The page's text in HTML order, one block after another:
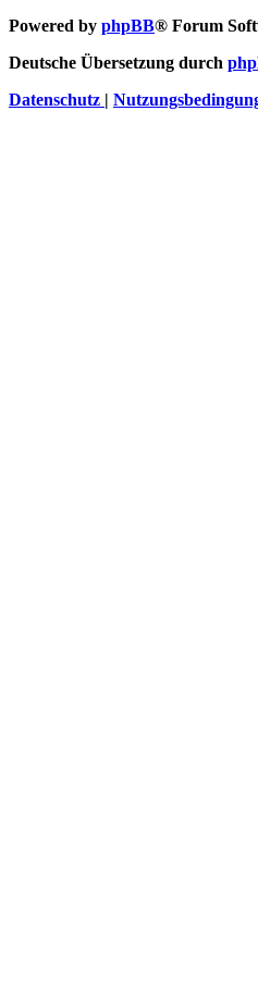
Powered by phpBB® Forum
Deutsche Übersetzung durch
Datenschutz |